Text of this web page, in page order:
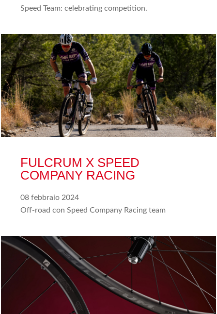
Speed Team: celebrating competition.
FULCRUM X SPEED
COMPANY RACING
08 febbraio 2024
Off-road con Speed Company Racing team